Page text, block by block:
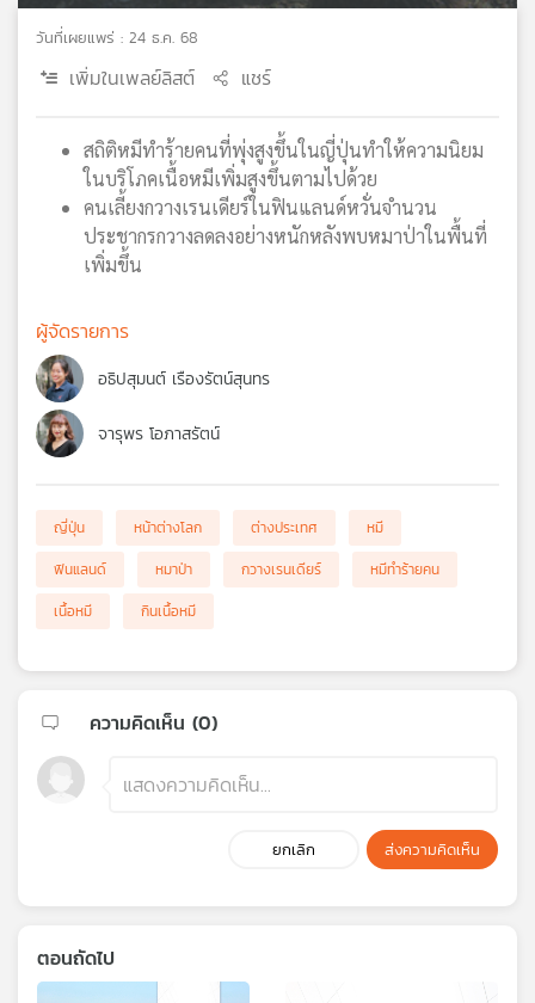
เอส
วันที่เผยแพร่ : 24 ธ.ค. 68
เพิ่มในเพลย์ลิสต์ แชร์
สถิติหมีทำร้ายคนที่พุ่งสูงขึ้นในญี่ปุ่นทำให้ความนิยม
ในบริโภคเนื้อหมีเพิ่มสูงขึ้นตามไปด้วย
คนเลี้ยงกวางเรนเดียร์ในฟินแลนด์หวั่นจำนวน
ประชากรกวางลดลงอย่างหนักหลังพบหมาป่าในพื้นที่
เพิ่มขึ้น
ผู้จัดรายการ
อธิปสุมนต์ เรืองรัตน์สุนทร
จารุพร โอภาสรัตน์
ญี่ปุ่น หน้าต่างโลก ต่างประเทศ
หมี
ฟินแลนด์
หมาป่า กวางเรนเดียร์
หมีทำร้ายคน
เนื้อหมี
กินเนื้อหมี
ความคิดเห็น (0)
ยกเลิก ส่งความคิดเห็น
ตอนถัดไป